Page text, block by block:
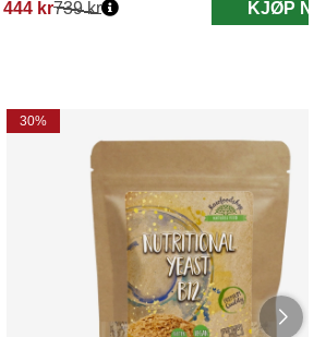
444 kr
Vanlig pris:
739 kr KJØP NÅ
30%